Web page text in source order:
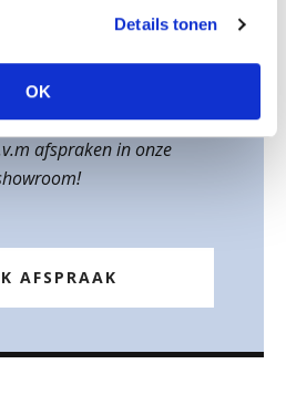
Details tonen
OK
openingstijden
showroom.
wij telefonisch beperkt
afspraken in onze
AFSPRAAK